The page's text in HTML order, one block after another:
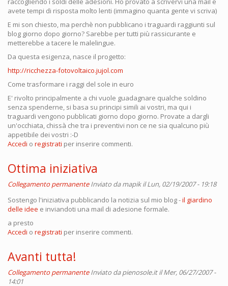
avete tempi di risposta molto lenti (immagino quanta gente vi scriva)
E mi son chiesto, ma perchè non pubblicano i traguardi raggiunti sul
blog giorno dopo giorno? Sarebbe per tutti più rassicurante e
metterebbe a tacere le malelingue.
Da questa esigenza, nasce il progetto:
http://ricchezza-fotovoltaico.jujol.com
Come trasformare i raggi del sole in euro
E' rivolto principalmente a chi vuole guadagnare qualche soldino
senza spenderne, si basa su principi simili ai vostri, ma qui i
traguardi vengono pubblicati giorno dopo giorno. Provate a dargli
un'occhiata, chissà che tra i preventivi non ce ne sia qualcuno più
appetibile dei vostri :-D
Accedi o registrati per inserire commenti.
Ottima iniziativa
Collegamento permanente Inviato damapikil Lun, 02/19/2007 - 19:18
Sostengo l'iniziativa pubblicando la notizia sul mio blog -il giardino
delle idee e inviandoti una mail di adesione formale.
a presto
Accedi o registrati per inserire commenti.
Avanti tutta!
Collegamento permanente Inviato dapienosole.itil Mer, 06/27/2007 -
14:01